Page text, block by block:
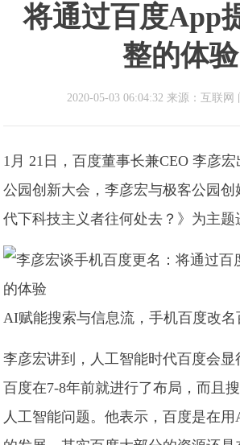
将通过百度App
整的体验
2020-05-03 06:04:32 来源：互联网
1月 21日，百度董事长兼CEO 李彦
公园创新大会，李彦宏与极客公园
代下科技主义者往何处去？》为主题
AI赋能搜索与信息流，手机百度改名
李彦宏讲到，人工智能时代百度会
百度在7-8年前就进行了布局，而且
人工智能问题。他表示，百度是在